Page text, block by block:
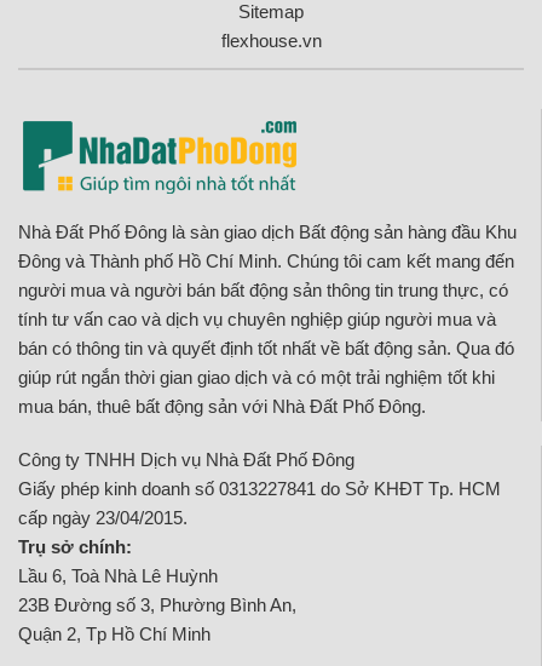
Sitemap
flexhouse.vn
Nhà Đất Phố Đông là sàn giao dịch Bất động sản hàng đầu Khu
Đông và Thành phố Hồ Chí Minh. Chúng tôi cam kết mang đến
người mua và người bán bất động sản thông tin trung thực, có
tính tư vấn cao và dịch vụ chuyên nghiệp giúp người mua và
bán có thông tin và quyết định tốt nhất về bất động sản. Qua đó
giúp rút ngắn thời gian giao dịch và có một trải nghiệm tốt khi
mua bán, thuê bất động sản với Nhà Đất Phố Đông.
Công ty TNHH Dịch vụ Nhà Đất Phố Đông
Giấy phép kinh doanh số 0313227841 do Sở KHĐT Tp. HCM
cấp ngày 23/04/2015.
Trụ sở chính:
Lầu 6, Toà Nhà Lê Huỳnh
23B Đường số 3, Phường Bình An,
Quận 2, Tp Hồ Chí Minh